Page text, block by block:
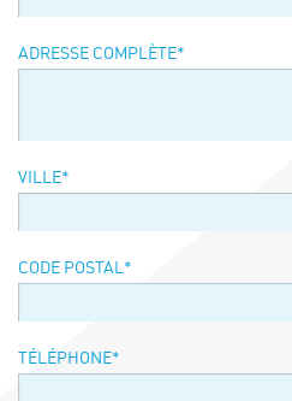
ADRESSE COMPLÈTE*
VILLE*
CODE POSTAL*
TÉLÉPHONE*